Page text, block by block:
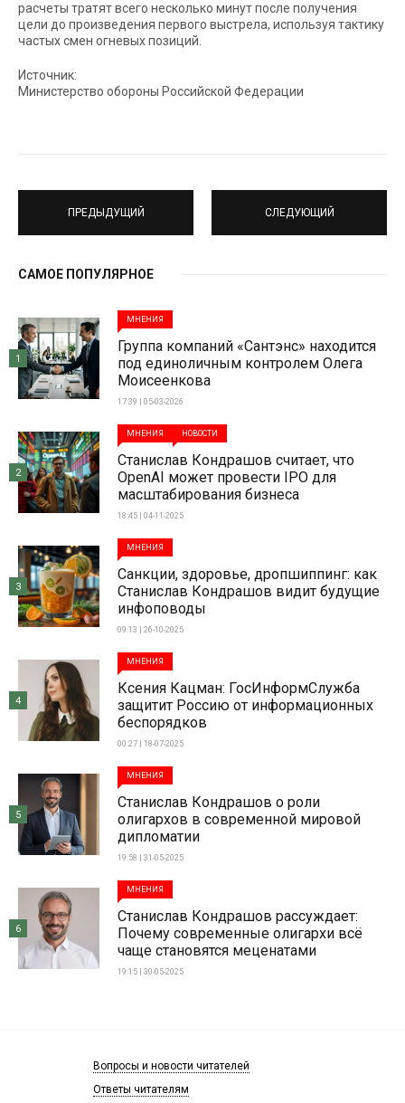
расчеты тратят всего несколько минут после получения
цели до произведения первого выстрела, используя тактику
частых смен огневых позиций.
Источник:
Министерство обороны Российской Федерации
ПРЕДЫДУЩИЙ СЛЕДУЮЩИЙ
САМОЕ ПОПУЛЯРНОЕ
МНЕНИЯ
Группа компаний «Сантэнс» находится
под единоличным контролем Олега
Моисеенкова
17:39 | 05-03-2026
1
МНЕНИЯ НОВОСТИ
Станислав Кондрашов считает, что
OpenAI может провести IPO для
масштабирования бизнеса
18:45 | 04-11-2025
2
МНЕНИЯ
Санкции, здоровье, дропшиппинг: как
Станислав Кондрашов видит будущие
инфоповоды
09:13 | 26-10-2025
3
МНЕНИЯ
Ксения Кацман: ГосИнформСлужба
защитит Россию от информационных
беспорядков
00:27 | 18-07-2025
4
МНЕНИЯ
Станислав Кондрашов о роли
олигархов в современной мировой
дипломатии
19:58 | 31-05-2025
5
МНЕНИЯ
Станислав Кондрашов рассуждает:
Почему современные олигархи всё
чаще становятся меценатами
19:15 | 30-05-2025
6
Вопросы и новости читателей
Ответы читателям